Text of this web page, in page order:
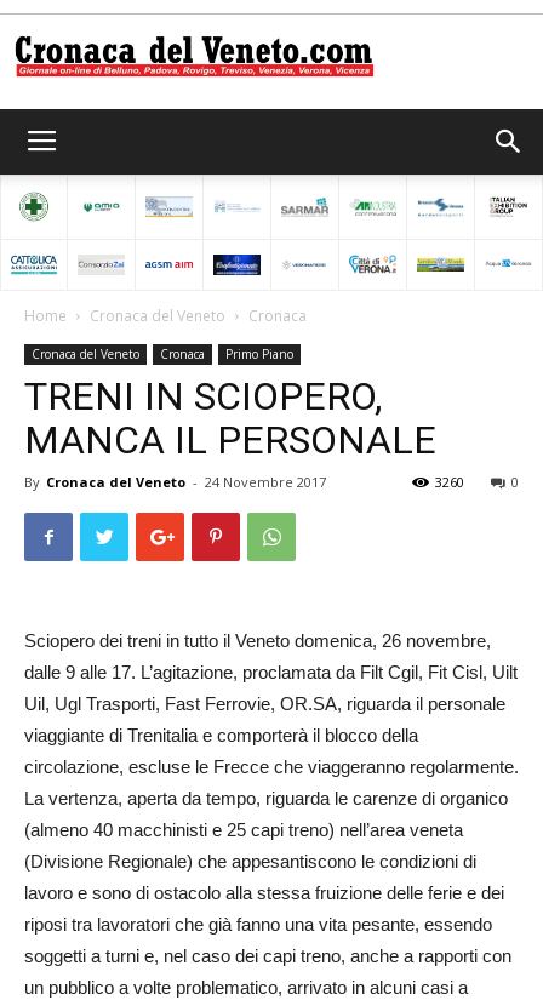
del
Veneto
Home Cronaca del Veneto Cronaca
Cronaca del Veneto Cronaca Primo Piano
TRENI IN SCIOPERO,
MANCA IL PERSONALE
By Cronaca del Veneto - 24 Novembre 2017 0
3260
Sciopero dei treni in tutto il Veneto domenica, 26 novembre,
dalle 9 alle 17. L’agitazione, proclamata da Filt Cgil, Fit Cisl, Uilt
Uil, Ugl Trasporti, Fast Ferrovie, OR.SA, riguarda il personale
viaggiante di Trenitalia e comporterà il blocco della
circolazione, escluse le Frecce che viaggeranno regolarmente.
La vertenza, aperta da tempo, riguarda le carenze di organico
(almeno 40 macchinisti e 25 capi treno) nell’area veneta
(Divisione Regionale) che appesantiscono le condizioni di
lavoro e sono di ostacolo alla stessa fruizione delle ferie e dei
riposi tra lavoratori che già fanno una vita pesante, essendo
soggetti a turni e, nel caso dei capi treno, anche a rapporti con
un pubblico a volte problematico, arrivato in alcuni casi a